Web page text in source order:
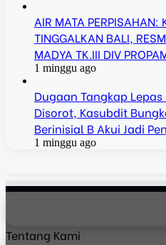
AIR MATA PERPISAHAN:
TINGGALKAN BALI,
MADYA TK.III DIV
1 minggu ago
Dugaan Tangkap
Disorot, Kasubdit
Berinisial B Akui Jadi
1 minggu ago
Tentang Kami